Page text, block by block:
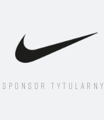
Sponsor tytularny